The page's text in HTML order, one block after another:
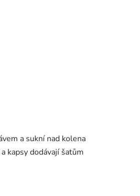
a sukní nad kolena
kapsy dodávají šatům